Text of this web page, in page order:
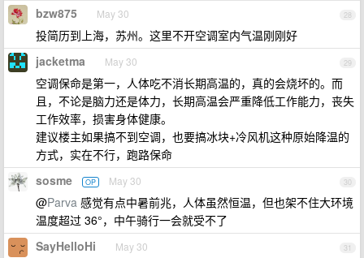
28
bzw875 May 30
投简历到上海，苏州。这里不开空调室内气温刚刚好
29
jacketma May 30
空调保命是第一，人体吃不消长期高温的，真的会烧坏的。而
且，不论是脑力还是体力，长期高温会严重降低工作能力，丧失
工作效率，损害身体健康。
建议楼主如果搞不到空调，也要搞冰块+冷风机这种原始降温的
方式，实在不行，跑路保命
30
sosme OP May 30
@Parva 感觉有点中暑前兆，人体虽然恒温，但也架不住大环境
温度超过 36°，中午骑行一会就受不了
31
SayHelloHi May 30